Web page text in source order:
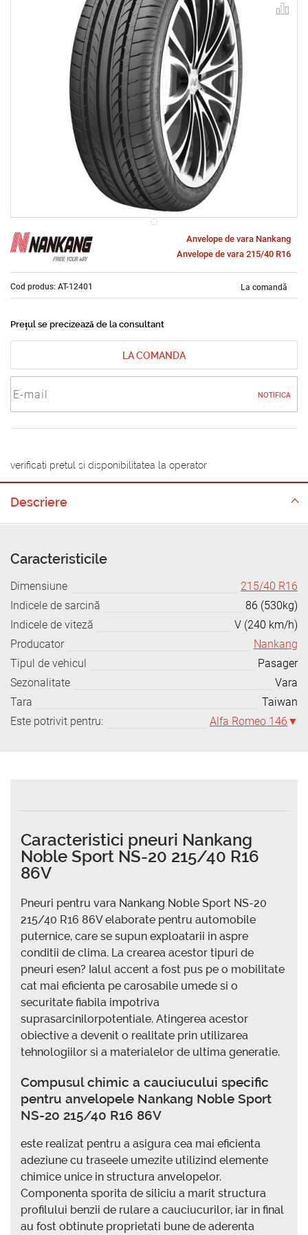
Anvelope de vara Nankang
Anvelope de vara 215/40 R16
Cod produs: AT-12401 La comandă
Prețul se precizează de la consultant
LA COMANDA
NOTIFICA
verificati pretul si disponibilitatea la operator
Descriere
Caracteristicile
Dimensiune
215/40 R16
Indicele de sarcină
86 (530kg)
Indicele de viteză
V (240 km/h)
Producator
Nankang
Tipul de vehicul
Pasager
Sezonalitate
Vara
Tara
Taiwan
Este potrivit pentru:
Alfa Romeo 146
Caracteristici pneuri Nankang
Noble Sport NS-20 215/40 R16
86V
Pneuri pentru vara Nankang Noble Sport NS-20
215/40 R16 86V elaborate pentru automobile
puternice, care se supun exploatarii in aspre
conditii de clima. La crearea acestor tipuri de
pneuri esen? Ialul accent a fost pus pe o mobilitate
cat mai eficienta pe carosabile umede si o
securitate fiabila impotriva
suprasarcinilorpotentiale. Atingerea acestor
obiective a devenit o realitate prin utilizarea
tehnologiilor si a materialelor de ultima generatie.
Compusul chimic a cauciucului specific
pentru anvelopele Nankang Noble Sport
NS-20 215/40 R16 86V
este realizat pentru a asigura cea mai eficienta
adeziune cu traseele umezite utilizind elemente
chimice unice in structura anvelopelor.
Componenta sporita de siliciu a marit structura
profilului benzii de rulare a cauciucurilor, iar in final
au fost obtinute proprietati bune de aderenta